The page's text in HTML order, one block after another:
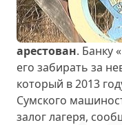
арестован. Банку
его забирать за
который в 2013
Сумского
залог лагеря,